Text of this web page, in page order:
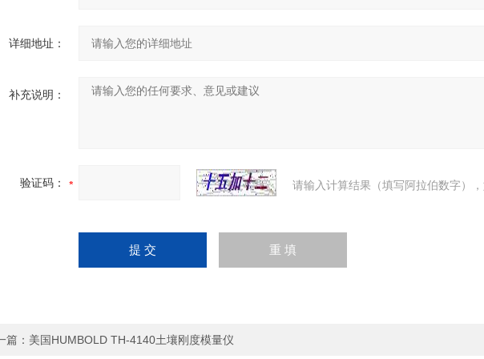
详细地址：
补充说明：
验证码： 请输入计算结果（填写阿拉伯数字）
篇： 美国HUMBOLD TH-4140土壤刚度模量仪